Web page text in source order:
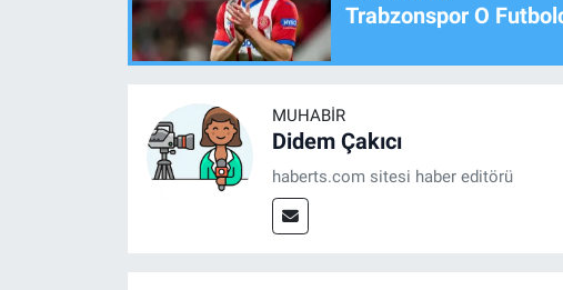
Trabzonspor O
MUHABIR
Didem Çakıcı
haberts.com sitesi haber editörü